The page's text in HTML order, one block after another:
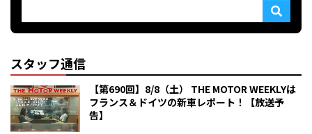
スタッフ通信
【第690回】8/8（土） THE MOTOR WEEKLYは
フランス＆ドイツの新車レポート！【放送予
告】